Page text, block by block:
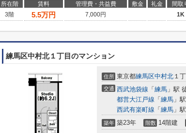
所在階 賃料 管理費・共益費 敷金 礼金 間取
3階
5.5万円 7,000円 1K
練馬区中村北１丁目のマンション
住所 東京都練馬区中村北 １
交通 西武池袋線 「 練馬 」駅
都営大江戸線 「 練馬 」
西武有楽町線 「 練馬 」
築年 築23年 階数 14階建